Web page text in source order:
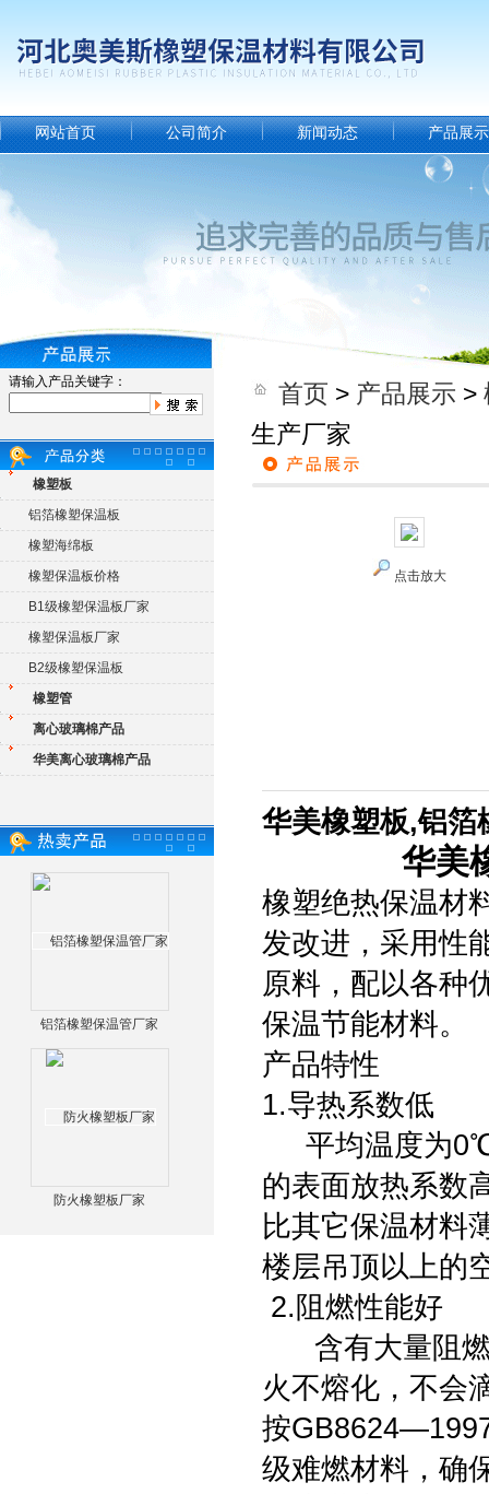
网站首页 公司简介 新闻动态 产品展示
请输入产品关键字：
橡塑板
铝箔橡塑保温板
橡塑海绵板
橡塑保温板价格
B1级橡塑保温板厂家
橡塑保温板厂家
B2级橡塑保温板
橡塑管
离心玻璃棉产品
华美离心玻璃棉产品
铝箔橡塑保温管厂家
防火橡塑板厂家
首页 > 产品展示 >
生产厂家
点击放大
华美橡塑板,铝箔
华美
橡塑绝热保温材
发改进，采用性
原料，配以各种
保温节能材料。
产品特性
1.导热系数低
平均温度为0℃
的表面放热系数
比其它保温材料
楼层吊顶以上的
2.阻燃性能好
含有大量阻燃
火不熔化，不会
按
级难燃材料，确